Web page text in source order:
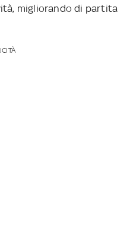
migliorando di partita